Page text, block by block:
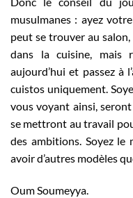
musulmanes : ayez
peut se trouver au
dans la cuisine, mais
aujourd’hui et passez à
cuistos uniquement.
vous voyant ainsi,
se mettront au travail
des ambitions. Soyez le
avoir d’autres modèles
Oum Soumeyya.